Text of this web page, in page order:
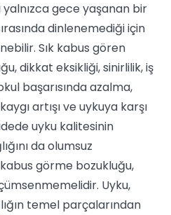
gece yaşanan bir
dinlenemediği için
Sık kabus gören
dikkat eksikliği, sinirlilik, iş
başarısında azalma,
artışı ve uykuya karşı
uyku kalitesinin
da olumsuz
görme bozukluğu,
Uyku,
temel parçalarından